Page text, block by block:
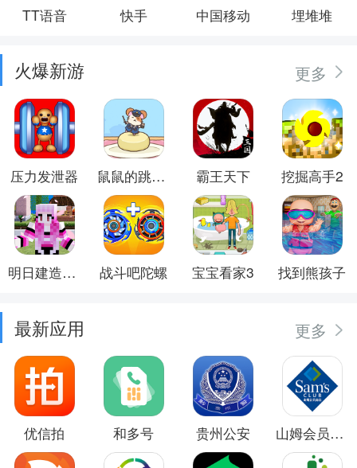
TT语音 快手 中国移动 埋堆堆
火爆新游 更多
压力发泄器 鼠鼠的跳跃冒险 霸王天下 挖掘高手2
明日建造大师 战斗吧陀螺 宝宝看家3 找到熊孩子
最新应用 更多
优信拍 和多号 贵州公安 山姆会员商店